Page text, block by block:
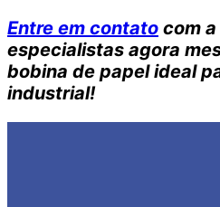
Entre em contato com
especialistas agora
bobina de papel ideal
industrial!